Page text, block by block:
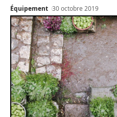
Équipement 30 octobre 2019